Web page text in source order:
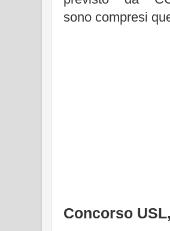
sono compresi
Concorso